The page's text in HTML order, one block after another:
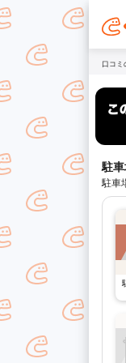
口コミ
駐
駐車